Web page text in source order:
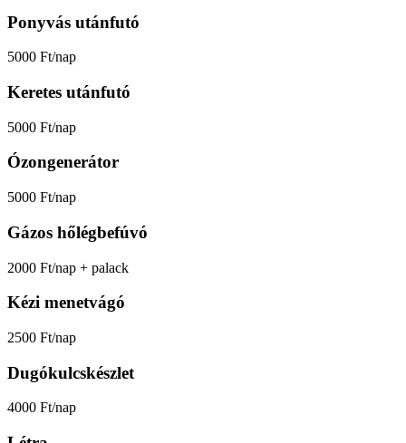
Ponyvás utánfutó
5000 Ft/nap
Keretes utánfutó
5000 Ft/nap
Ózongenerátor
5000 Ft/nap
Gázos hőlégbefúvó
2000 Ft/nap + palack
Kézi menetvágó
2500 Ft/nap
Dugókulcskészlet
4000 Ft/nap